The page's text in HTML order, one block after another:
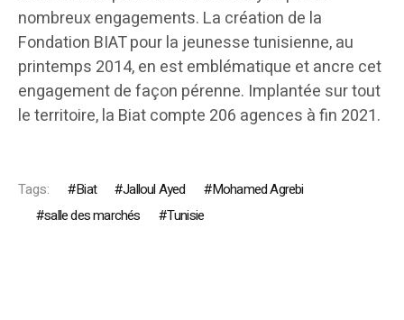
nombreux engagements. La création de la
Fondation BIAT pour la jeunesse tunisienne, au
printemps 2014, en est emblématique et ancre cet
engagement de façon pérenne. Implantée sur tout
le territoire, la Biat compte 206 agences à fin 2021.
Tags: Biat Jalloul Ayed
Mohamed Agrebi
salle des marchés
Tunisie